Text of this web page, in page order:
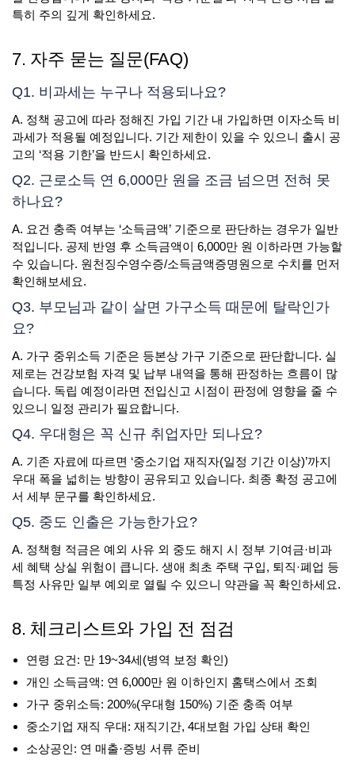
특히 주의 깊게 확인하세요.
7. 자주 묻는 질문(FAQ)
Q1. 비과세는 누구나 적용되나요?
A. 정책 공고에 따라 정해진 가입 기간 내 가입하면 이자소득 비
과세가 적용될 예정입니다. 기간 제한이 있을 수 있으니 출시 공
고의 ‘적용 기한’을 반드시 확인하세요.
Q2. 근로소득 연 6,000만 원을 조금 넘으면 전혀 못
하나요?
A. 요건 충족 여부는 ‘소득금액’ 기준으로 판단하는 경우가 일반
적입니다. 공제 반영 후 소득금액이 6,000만 원 이하라면 가능할
수 있습니다. 원천징수영수증/소득금액증명원으로 수치를 먼저
확인해보세요.
Q3. 부모님과 같이 살면 가구소득 때문에 탈락인가
요?
A. 가구 중위소득 기준은 등본상 가구 기준으로 판단합니다. 실
제로는 건강보험 자격 및 납부 내역을 통해 판정하는 흐름이 많
습니다. 독립 예정이라면 전입신고 시점이 판정에 영향을 줄 수
있으니 일정 관리가 필요합니다.
Q4. 우대형은 꼭 신규 취업자만 되나요?
A. 기존 자료에 따르면 ‘중소기업 재직자(일정 기간 이상)’까지
우대 폭을 넓히는 방향이 공유되고 있습니다. 최종 확정 공고에
서 세부 문구를 확인하세요.
Q5. 중도 인출은 가능한가요?
A. 정책형 적금은 예외 사유 외 중도 해지 시 정부 기여금·비과
세 혜택 상실 위험이 큽니다. 생애 최초 주택 구입, 퇴직·폐업 등
특정 사유만 일부 예외로 열릴 수 있으니 약관을 꼭 확인하세요.
8. 체크리스트와 가입 전 점검
연령 요건: 만 19~34세(병역 보정 확인)
개인 소득금액: 연 6,000만 원 이하인지 홈택스에서 조회
가구 중위소득: 200%(우대형 150%) 기준 충족 여부
중소기업 재직 우대: 재직기간, 4대보험 가입 상태 확인
소상공인: 연 매출·증빙 서류 준비